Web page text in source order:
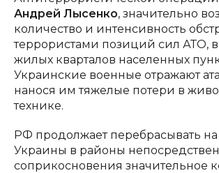
Андрей Лысенко, значительно
количество и интенсивность
террористами позиций сил АТО, в
жилых кварталов населенных
Украинские военные отражают
нанося им тяжелые потери в
технике.
РФ продолжает перебрасывать на
Украины в районы
соприкосновения значительное